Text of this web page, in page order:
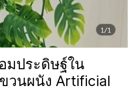
1/1
มประดิษฐ์ใน
วนผนัง Artificial